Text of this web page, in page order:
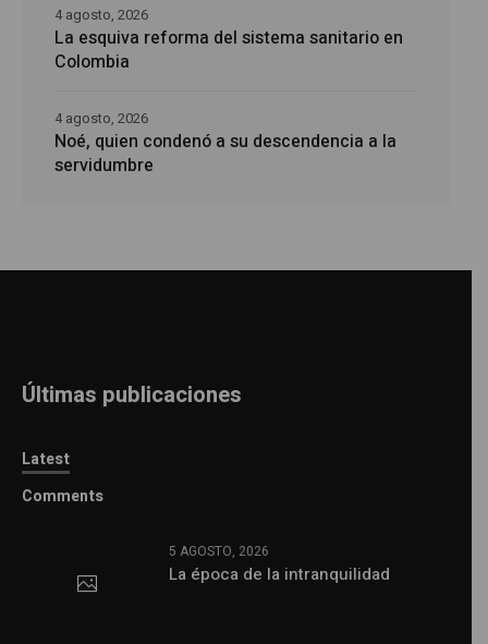
La esquiva reforma del sistema sanitario en
Colombia
4 agosto, 2026
Noé, quien condenó a su descendencia a la
servidumbre
4 agosto, 2026
Últimas publicaciones
Latest
Comments
5 AGOSTO, 2026
La época de la intranquilidad